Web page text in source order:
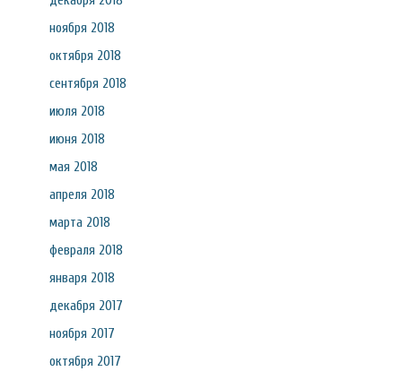
ноября 2018
октября 2018
сентября 2018
июля 2018
июня 2018
мая 2018
апреля 2018
марта 2018
февраля 2018
января 2018
декабря 2017
ноября 2017
октября 2017